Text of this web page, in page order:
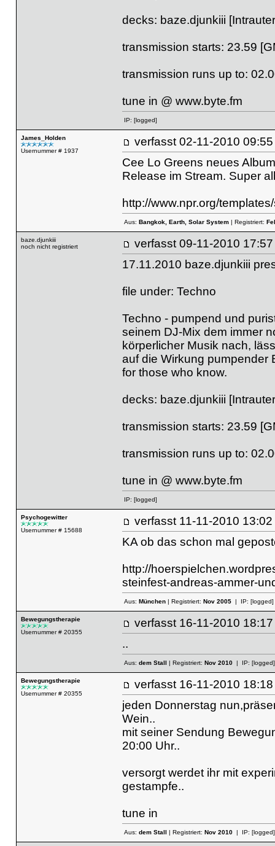
decks: baze.djunkiii
transmission starts: 23.59
transmission runs up to:
tune in @ www.byte.fm
IP: [logged]
James_Holden
Usernummer # 1937
verfasst 02-11-2010
Cee Lo Greens neues
Release im Stream. Super
http://www.npr.org/
Aus: Bangkok, Earth, Solar System| Registriert:
baze.djunkiii
noch nicht registriert
verfasst 09-11-2010
17.11.2010 baze.djunkiii
file under: Techno
Techno - pumpend und
seinem DJ-Mix dem immer
körperlicher Musik nach,
auf die Wirkung pumpender
for those who know.
decks: baze.djunkiii
transmission starts: 23.59
transmission runs up to:
tune in @ www.byte.fm
IP: [logged]
Psychogewitter
Usernummer # 15688
verfasst 11-11-2010
KA ob das schon mal
http://
steinfest-andreas-ammer-
Aus: München| Registriert: Nov 2005| IP: [logged]
Bewegungstherapie
Usernummer # 20355
verfasst 16-11-2010
..
Aus: dem Stall | Registriert: Nov 2010| IP: [logged]
Bewegungstherapie
Usernummer # 20355
verfasst 16-11-2010
jeden Donnerstag
Wein..
mit seiner Sendung
20:00 Uhr..
versorgt werdet ihr mit
gestampfe..
tune in
Aus: dem Stall | Registriert: Nov 2010| IP: [logged]